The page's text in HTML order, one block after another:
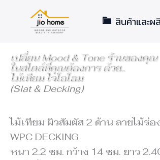
สินค้าและ
เปลี่ยน Mood & Tone ร้านของคุณ
ในสไตล์ที่คุณต้องการ ด้วย..
ไม้เทียม ไจโอโฮม
(Slat & Decking)
ไม้เทียม ผิวสัมผัส 2 ด้าน ลายไม้ร่อ
WPC DECKING
หนา 2.2 ซม. กว้าง 14 ซม. ยาว